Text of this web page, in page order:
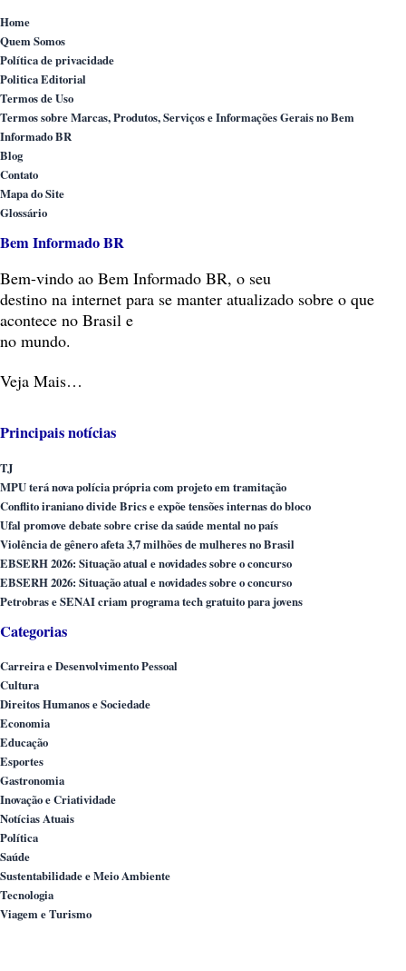
Home
Quem Somos
Política de privacidade
Politica Editorial
Termos de Uso
Termos sobre Marcas, Produtos, Serviços e Informações Gerais no Bem
Informado BR
Blog
Contato
Mapa do Site
Glossário
Bem Informado BR
Bem-vindo ao Bem Informado BR, o seu
destino na internet para se manter atualizado sobre o que
acontece no Brasil e
no mundo.
Veja Mais…
Principais notícias
TJ
MPU terá nova polícia própria com projeto em tramitação
Conflito iraniano divide Brics e expõe tensões internas do bloco
Ufal promove debate sobre crise da saúde mental no país
Violência de gênero afeta 3,7 milhões de mulheres no Brasil
EBSERH 2026: Situação atual e novidades sobre o concurso
EBSERH 2026: Situação atual e novidades sobre o concurso
Petrobras e SENAI criam programa tech gratuito para jovens
Categorias
Carreira e Desenvolvimento Pessoal
Cultura
Direitos Humanos e Sociedade
Economia
Educação
Esportes
Gastronomia
Inovação e Criatividade
Notícias Atuais
Política
Saúde
Sustentabilidade e Meio Ambiente
Tecnologia
Viagem e Turismo